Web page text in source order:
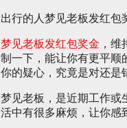
出行的人梦见老板发红包
梦见老板发红包奖金 ，
制一下，能让你有更平顺
你的疑心，究竟是对还是
梦见老板，是近期工作或
活中有很多麻烦，让你感